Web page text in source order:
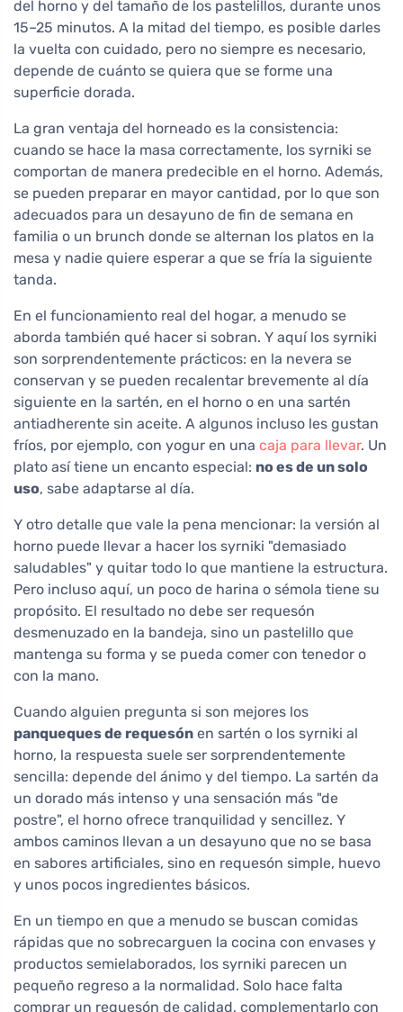
del horno y del tamaño de los pastelillos, durante unos
15–25 minutos. A la mitad del tiempo, es posible darles
la vuelta con cuidado, pero no siempre es necesario,
depende de cuánto se quiera que se forme una
superficie dorada.
La gran ventaja del horneado es la consistencia:
cuando se hace la masa correctamente, los syrniki se
comportan de manera predecible en el horno. Además,
se pueden preparar en mayor cantidad, por lo que son
adecuados para un desayuno de fin de semana en
familia o un brunch donde se alternan los platos en la
mesa y nadie quiere esperar a que se fría la siguiente
tanda.
En el funcionamiento real del hogar, a menudo se
aborda también qué hacer si sobran. Y aquí los syrniki
son sorprendentemente prácticos: en la nevera se
conservan y se pueden recalentar brevemente al día
siguiente en la sartén, en el horno o en una sartén
antiadherente sin aceite. A algunos incluso les gustan
fríos, por ejemplo, con yogur en una caja para llevar. Un
plato así tiene un encanto especial: no es de un solo
uso, sabe adaptarse al día.
Y otro detalle que vale la pena mencionar: la versión al
horno puede llevar a hacer los syrniki "demasiado
saludables" y quitar todo lo que mantiene la estructura.
Pero incluso aquí, un poco de harina o sémola tiene su
propósito. El resultado no debe ser requesón
desmenuzado en la bandeja, sino un pastelillo que
mantenga su forma y se pueda comer con tenedor o
con la mano.
Cuando alguien pregunta si son mejores los
panqueques de requesón en sartén o los syrniki al
horno, la respuesta suele ser sorprendentemente
sencilla: depende del ánimo y del tiempo. La sartén da
un dorado más intenso y una sensación más "de
postre", el horno ofrece tranquilidad y sencillez. Y
ambos caminos llevan a un desayuno que no se basa
en sabores artificiales, sino en requesón simple, huevo
y unos pocos ingredientes básicos.
En un tiempo en que a menudo se buscan comidas
rápidas que no sobrecarguen la cocina con envases y
productos semielaborados, los syrniki parecen un
pequeño regreso a la normalidad. Solo hace falta
comprar un requesón de calidad, complementarlo con